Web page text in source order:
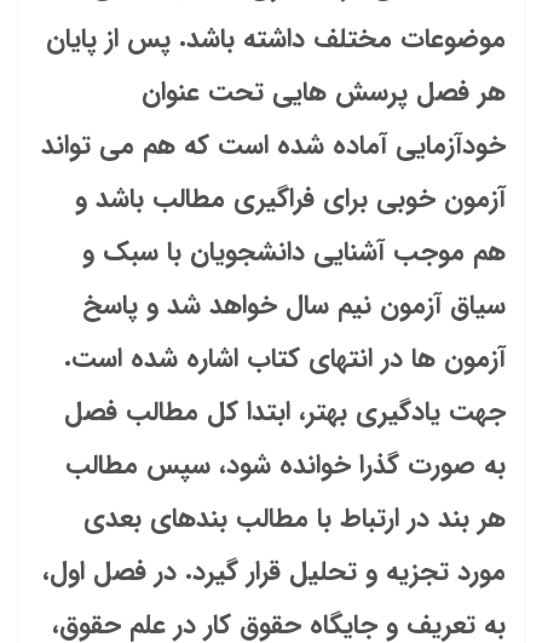
موضوعات مختلف داشته باشد. پس از پایان
هر فصل پرسش هایی تحت عنوان
خودآزمایی آماده شده است که هم می تواند
آزمون خوبی برای فراگیری مطالب باشد و
هم موجب آشنایی دانشجویان با سبک و
سیاق آزمون نیم سال خواهد شد و پاسخ
آزمون ها در انتهای کتاب اشاره شده است.
جهت یادگیری بهتر، ابتدا کل مطالب فصل
به صورت گذرا خوانده شود، سپس مطالب
هر بند در ارتباط با مطالب بندهای بعدی
مورد تجزیه و تحلیل قرار گیرد. در فصل اول،
به تعریف و جایگاه حقوق کار در علم حقوق،